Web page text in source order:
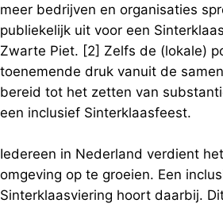
meer bedrijven en organisaties
publiekelijk uit voor een
Zwarte Piet. [2] Zelfs de (lokale)
toenemende druk vanuit de
bereid tot het zetten van
een inclusief Sinterklaasfeest.
Iedereen in Nederland verdient
omgeving op te groeien. Een
Sinterklaasviering hoort daarbij.